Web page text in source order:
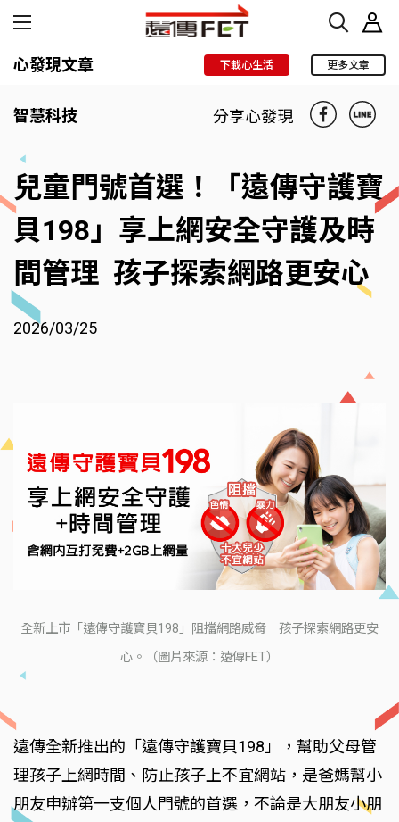
心發現文章 下載心生活 更多文章
智慧科技 分享心發現
兒童門號首選！「遠傳守護寶
貝198」享上網安全守護及時
間管理 孩子探索網路更安心
2026/03/25
全新上市「遠傳守護寶貝198」阻擋網路威脅 孩子探索網路更安
心。（圖片來源：遠傳FET）
遠傳全新推出的「遠傳守護寶貝198」，幫助父母管
理孩子上網時間、防止孩子上不宜網站，是爸媽幫小
朋友申辦第一支個人門號的首選，不論是大朋友小朋